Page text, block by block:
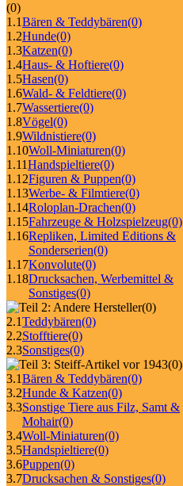
(0)
1.1Bären & Teddybären(0)
1.2Hunde(0)
1.3Katzen(0)
1.4Haus- & Hoftiere(0)
1.5Hasen(0)
1.6Wald- & Feldtiere(0)
1.7Wassertiere(0)
1.8Vögel(0)
1.9Wildnistiere(0)
1.10Woll-Miniaturen(0)
1.11Handspieltiere(0)
1.12Figuren & Puppen(0)
1.13Werbe- & Filmtiere(0)
1.14Roloplan-Drachen(0)
1.15Fahrzeuge & Holzspielzeug(0)
1.16Repliken, Limited Editions &
Sonderserien(0)
1.17Konvolute(0)
1.18Drucksachen, Werbemittel &
Sonstiges(0)
(0)
2.1Teddybären(0)
2.2Stofftiere(0)
2.3Sonstiges(0)
(0)
3.1Bären & Teddybären(0)
3.2Hunde & Katzen(0)
3.3Sonstige Tiere aus Filz, Samt &
Mohair(0)
3.4Woll-Miniaturen(0)
3.5Handspieltiere(0)
3.6Puppen(0)
3.7Drucksachen & Sonstiges(0)